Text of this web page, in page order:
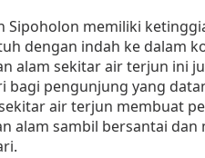
Sipoholon memiliki
dengan indah ke dalam
alam sekitar air terjun ini
bagi pengunjung yang
air terjun membuat
alam sambil bersantai